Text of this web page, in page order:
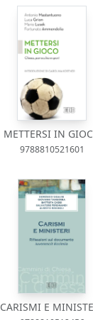
METTERSI IN
9788810521601
CARISMI E